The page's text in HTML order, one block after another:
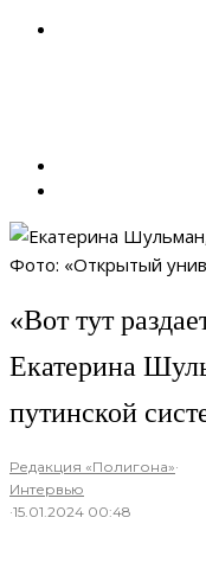
Фото: «Открытый
«Вот тут
Екатерина
путинской
Редакция «Полигона»·
Интервью
·15.01.2024 00:48